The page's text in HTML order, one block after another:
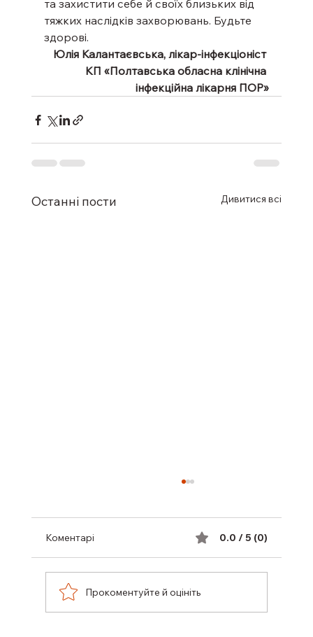
та захистити себе й своїх близьких від
тяжких наслідків захворювань. Будьте
здорові.
Юлія Калантаєвська, лікар-інфекціоніст
КП «Полтавська обласна клінічна
інфекційна лікарня ПОР»
Останні пости Дивитися всі
Коментарі 0.0 / 5 (0)
Прокоментуйте й оцініть